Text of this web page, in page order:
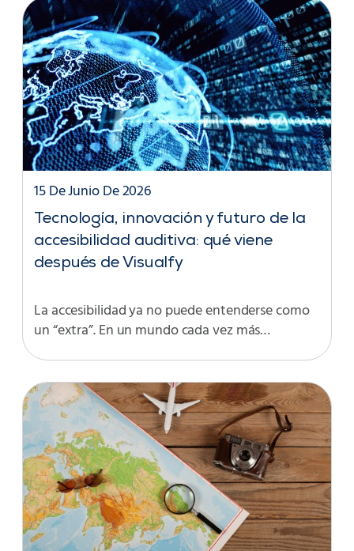
Tecnología, innovación y futuro de la
accesibilidad auditiva: qué viene
después de Visualfy
15 De Junio De 2026
La accesibilidad ya no puede entenderse como
un “extra”. En un mundo cada vez más…